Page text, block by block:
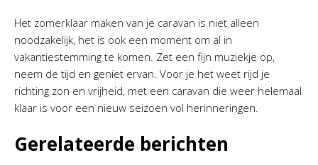
Het zomerklaar maken van je caravan is niet alleen
noodzakelijk, het is ook een moment om al in
vakantiestemming te komen. Zet een fijn muziekje op,
neem de tijd en geniet ervan. Voor je het weet rijd je
richting zon en vrijheid, met een caravan die weer helemaal
klaar is voor een nieuw seizoen vol herinneringen.
Gerelateerde berichten